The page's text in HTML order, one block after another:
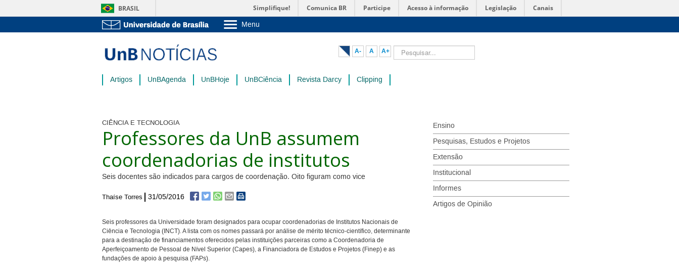
BRASIL Simplifique! Comunica BR Participe Acesso à informação Legislação Canais
Menu
Pós-Graduação
Administração
A- A A+ Pesquisar...
Artigos UnBAgenda UnBHoje UnBCiência Revista Darcy Clipping
CIÊNCIA E TECNOLOGIA
Professores da UnB assumem
coordenadorias de institutos
Seis docentes são indicados para cargos de coordenação. Oito figuram como vice
Thaíse Torres 31/05/2016
Seis professores da Universidade foram designados para ocupar coordenadorias de Institutos Nacionais de
Ciência e Tecnologia (INCT). A lista com os nomes passará por análise de mérito técnico-científico, determinante
para a destinação de financiamentos oferecidos pelas instituições parceiras como a Coordenadoria de
Aperfeiçoamento de Pessoal de Nível Superior (Capes), a Financiadora de Estudos e Projetos (Finep) e as
fundações de apoio à pesquisa (FAPs).
Ensino
Pesquisas, Estudos e Projetos
Extensão
Institucional
Informes
Artigos de Opinião